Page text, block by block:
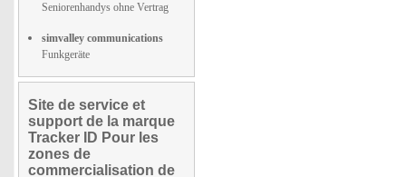
Seniorenhandys ohne Vertrag
simvalley communications
Funkgeräte
Site de service et
support de la marque
Tracker ID Pour les
zones de
commercialisation de